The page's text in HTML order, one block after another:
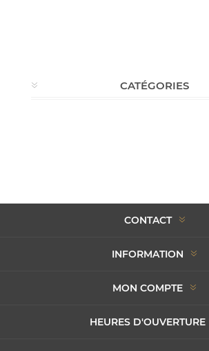
CATÉGORIES
CONTACT
INFORMATION
MON COMPTE
HEURES D'OUVERTURE